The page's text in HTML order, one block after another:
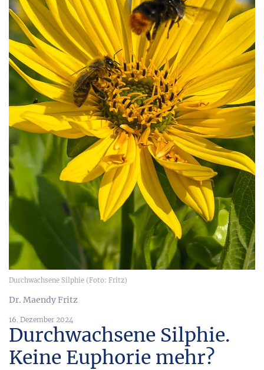
Durchwachsene Silphie (Foto: Fritz)
Dr. Maendy Fritz
16. Dezember 2024
Durchwachsene Silphie.
Keine Euphorie mehr?